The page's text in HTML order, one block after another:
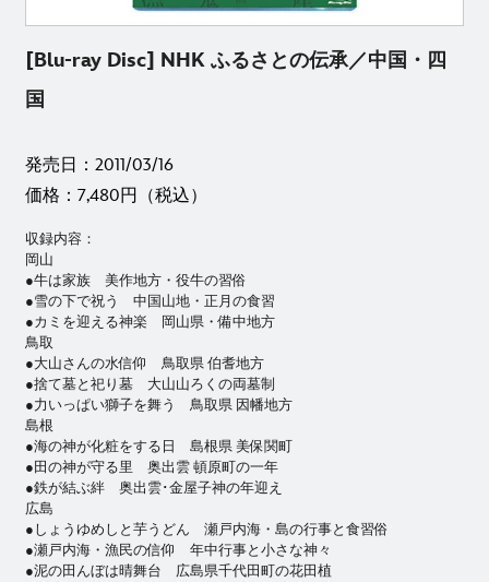
[Blu-ray Disc] NHK ふるさとの伝承／中国・四
国
発売日：2011/03/16
価格：7,480円（税込）
収録内容：
岡山
●牛は家族 美作地方・役牛の習俗
●雪の下で祝う 中国山地・正月の食習
●カミを迎える神楽 岡山県・備中地方
鳥取
●大山さんの水信仰 鳥取県 伯耆地方
●捨て墓と祀り墓 大山山ろくの両墓制
●力いっぱい獅子を舞う 鳥取県 因幡地方
島根
●海の神が化粧をする日 島根県 美保関町
●田の神が守る里 奥出雲 頓原町の一年
●鉄が結ぶ絆 奥出雲･金屋子神の年迎え
広島
●しょうゆめしと芋うどん 瀬戸内海・島の行事と食習俗
●瀬戸内海・漁民の信仰 年中行事と小さな神々
●泥の田んぼは晴舞台 広島県千代田町の花田植